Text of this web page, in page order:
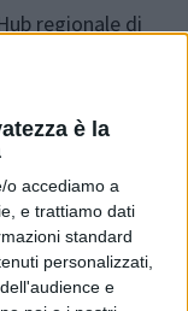
è la
o accediamo a
e trattiamo dati
standard
personalizzati,
e
regionale di
passi che ogni
in Italia.
la funzioneanche
e quindi
alla
dei requisiti